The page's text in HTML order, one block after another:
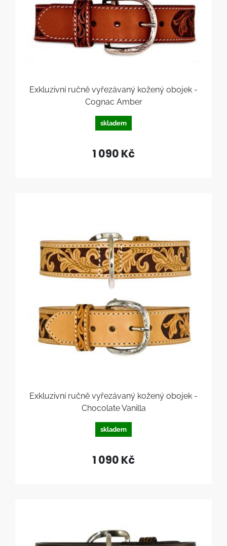
Exkluzivní ručně vyřezávaný kožený obojek -
Cognac Amber
skladem
1 090 Kč
Exkluzivní ručně vyřezávaný kožený obojek -
Chocolate Vanilla
skladem
1 090 Kč